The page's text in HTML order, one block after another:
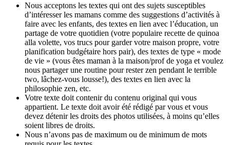
Nous acceptons les textes qui ont des sujets susceptibles
d’intéresser les mamans comme des suggestions d’activités à
faire avec les enfants, des textes en lien avec l’éducation, un
partage de votre quotidien (votre populaire recette de quinoa
alla volette, vos trucs pour garder votre maison propre, votre
planification budgétaire hors pair), des textes de type « mode
de vie » (vous êtes maman à la maison/prof de yoga et voulez
nous partager une routine pour rester zen pendant le terrible
two, lâchez-vous lousse!), des textes en lien avec la
philosophie zen, etc.
Votre texte doit contenir du contenu original qui vous
appartient. Le texte doit avoir été rédigé par vous et vous
devez détenir les droits des photos utilisées, à moins qu’elles
soient libres de droits.
Nous n’avons pas de maximum ou de minimum de mots